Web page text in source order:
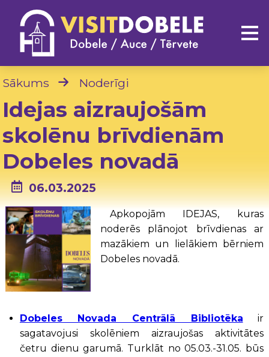
Sākums Noderīgi
Idejas aizraujošām
skolēnu brīvdienām
Dobeles novadā
06.03.2025
Apkopojām IDEJAS, kuras
noderēs plānojot brīvdienas ar
mazākiem un lielākiem bērniem
Dobeles novadā.
Dobeles Novada Centrālā Bibliotēka ir
sagatavojusi skolēniem aizraujošas aktivitātes
četru dienu garumā. Turklāt no 05.03.-31.05. būs